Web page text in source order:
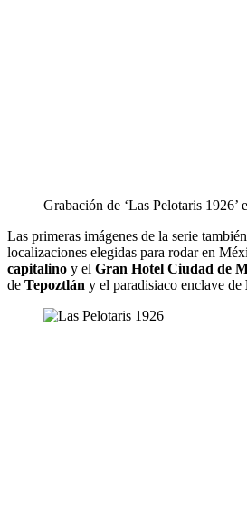
Grabación de ‘Las Pelotaris
Las primeras imágenes de la serie
localizaciones elegidas para rodar en
capitalino y el Gran Hotel Ciudad de
de Tepoztlán y el paradisiaco enclave de